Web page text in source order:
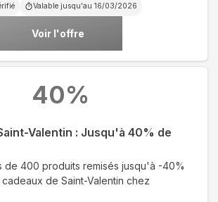
Valable jusqu'au 16/03/2026
Voir l'offre
Valentin : Jusqu'à 40% de
de 400 produits remisés jusqu'à -40%
de Saint-Valentin chez
40%